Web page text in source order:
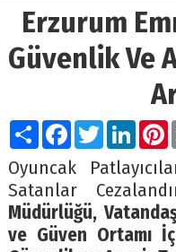
Erzurum
Güvenlik Ve
PaylaşFacebook
Twitter
Oyuncak
Satanlar
Müdürlüğü,
ve Güven Ortamı